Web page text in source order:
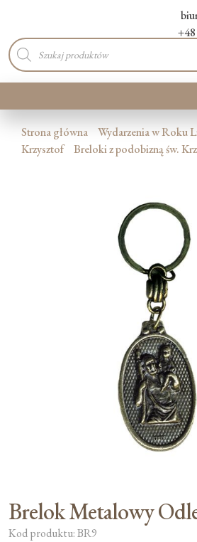
Wyszukiwarka
produktów
Kategorie produktów
Strona główna Wydarzenia w Roku
Krzysztof
Breloki z podobizną św.
Brelok Metalowy
Kod produktu: BR9